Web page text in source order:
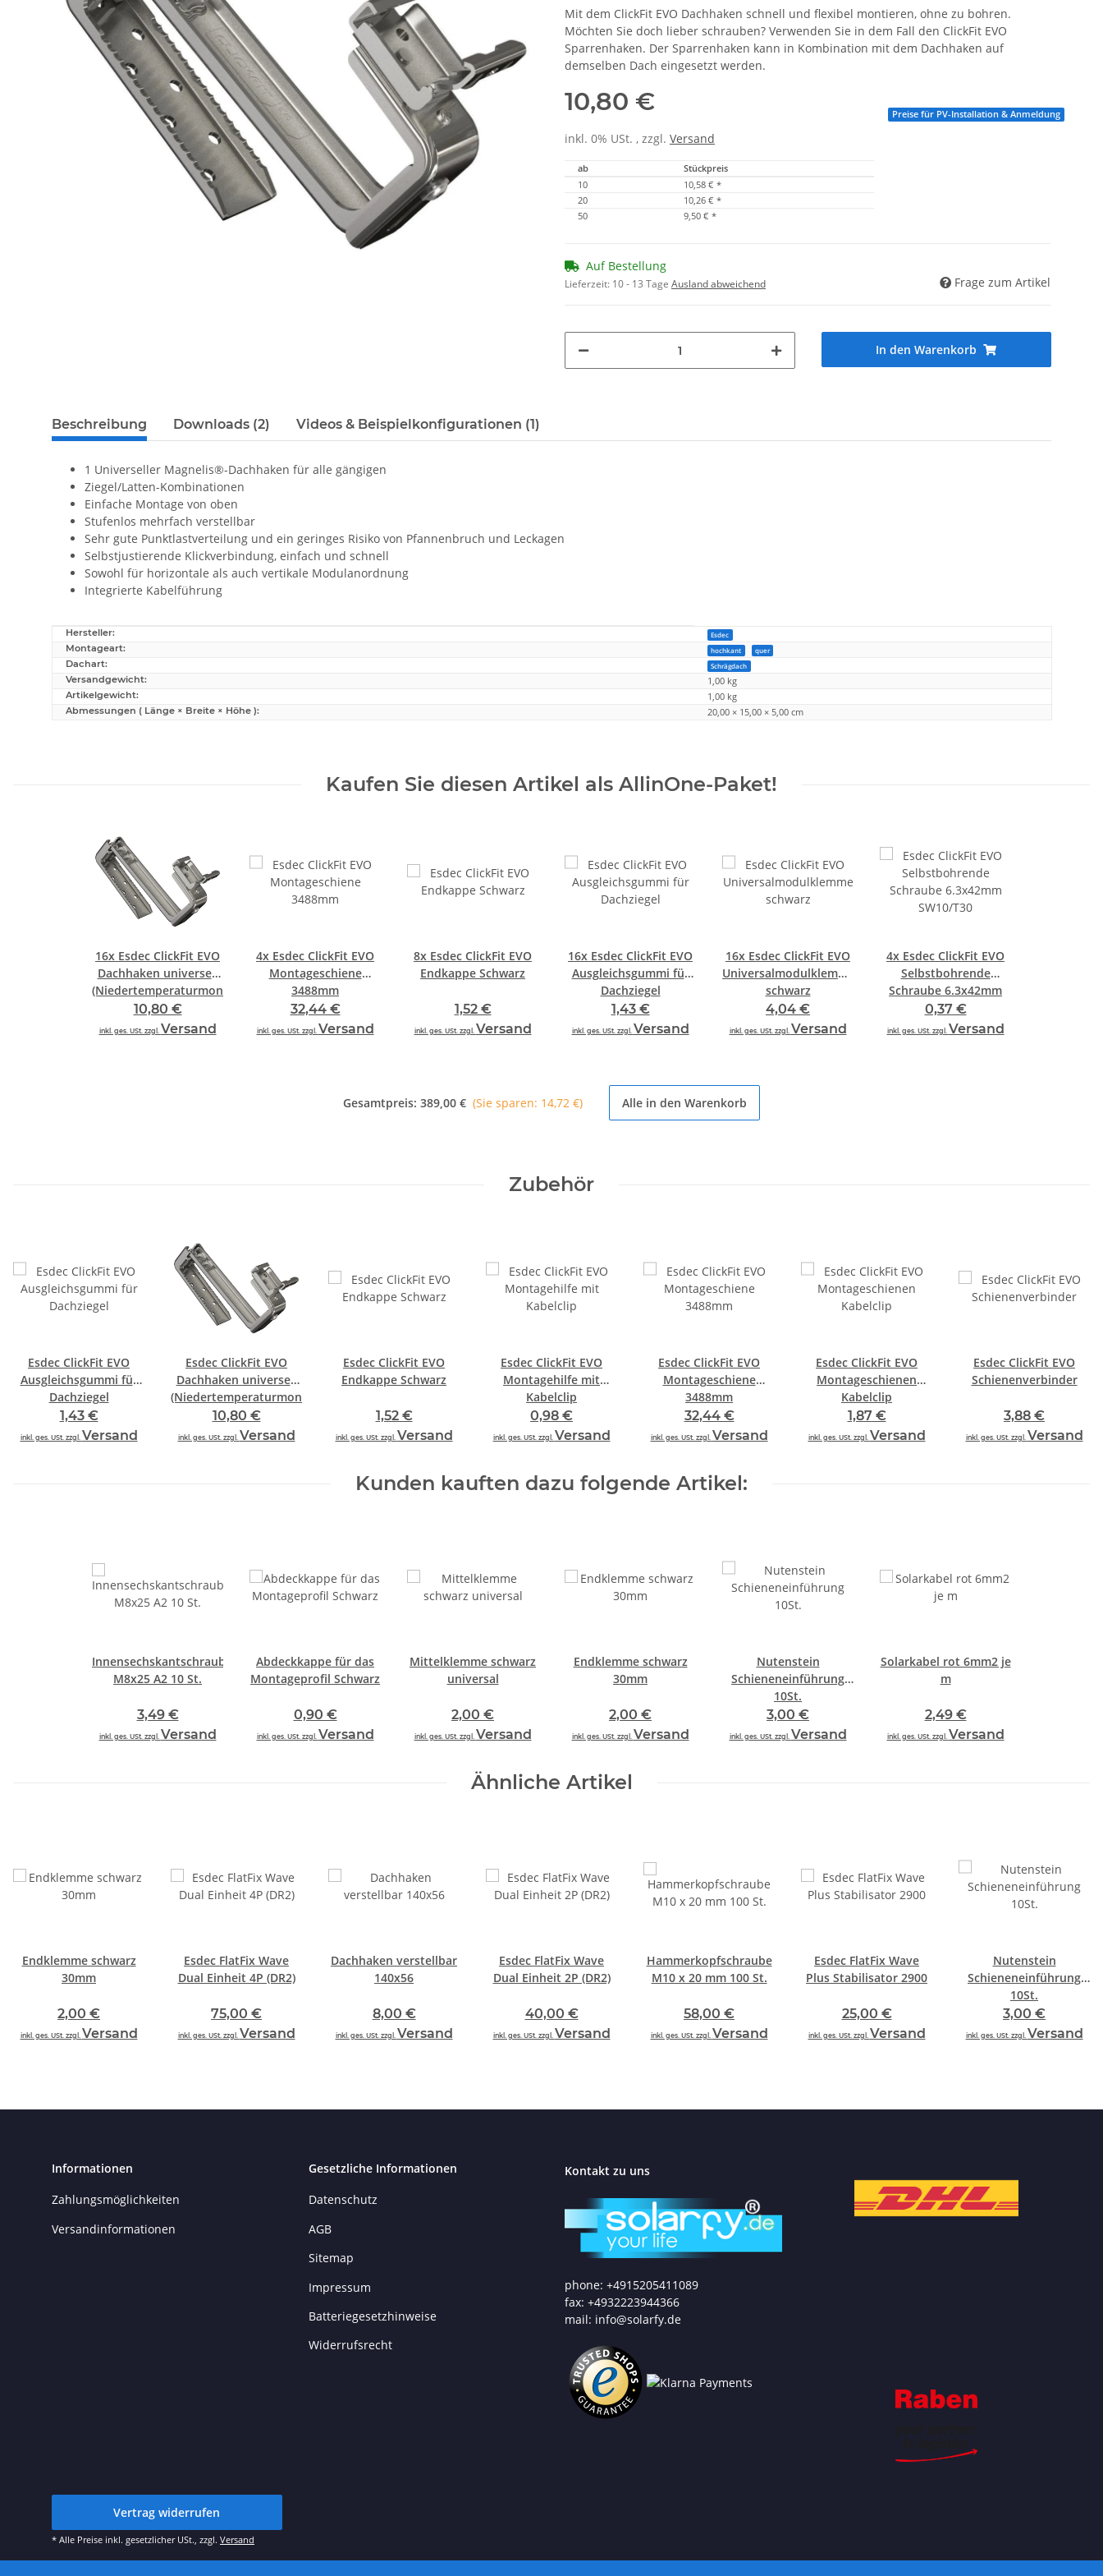
Mit dem ClickFit EVO Dachhaken schnell und flexibel montieren, ohne zu bohren.
Möchten Sie doch lieber schrauben? Verwenden Sie in dem Fall den ClickFit EVO
Sparrenhaken. Der Sparrenhaken kann in Kombination mit dem Dachhaken auf
demselben Dach eingesetzt werden.
10,80 €
inkl. 0% USt. , zzgl. Versand
ab
Stückpreis
10
10,58 € *
20
10,26 € *
50
9,50 € *
Preise für PV-Installation & Anmeldung
Auf Bestellung
Lieferzeit: 10 - 13 Tage Ausland abweichend Frage zum Artikel
In den Warenkorb
Beschreibung Downloads (2) Videos & Beispielkonfigurationen (1)
1 Universeller Magnelis®-Dachhaken für alle gängigen
Ziegel/Latten-Kombinationen
Einfache Montage von oben
Stufenlos mehrfach verstellbar
Sehr gute Punktlastverteilung und ein geringes Risiko von Pfannenbruch und Leckagen
Selbstjustierende Klickverbindung, einfach und schnell
Sowohl für horizontale als auch vertikale Modulanordnung
Integrierte Kabelführung
Produkteigenschaft
Wert
Hersteller: Esdec
Montageart: hochkant quer
Dachart: Schrägdach
Versandgewicht: 1,00 kg
Artikelgewicht: 1,00 kg
Abmessungen ( Länge × Breite × Höhe ): 20,00 × 15,00 × 5,00 cm
Kaufen Sie diesen Artikel als AllinOne-Paket!
16x Esdec ClickFit EVO
Dachhaken universell
(Niedertemperaturmontage)
10,80 €
inkl. ges. USt. zzgl. Versand
4x Esdec ClickFit EVO
Montageschiene
3488mm
32,44 €
inkl. ges. USt. zzgl. Versand
8x Esdec ClickFit EVO
Endkappe Schwarz
1,52 €
inkl. ges. USt. zzgl. Versand
16x Esdec ClickFit EVO
Ausgleichsgummi für
Dachziegel
1,43 €
inkl. ges. USt. zzgl. Versand
16x Esdec ClickFit EVO
Universalmodulklemme
schwarz
4,04 €
inkl. ges. USt. zzgl. Versand
4x Esdec ClickFit EVO
Selbstbohrende
Schraube 6.3x42mm
SW10/T30
0,37 €
inkl. ges. USt. zzgl. Versand
Gesamtpreis: 389,00 € (Sie sparen: 14,72 €) Alle in den Warenkorb
Zubehör
Esdec ClickFit EVO
Ausgleichsgummi für
Dachziegel
1,43 €
inkl. ges. USt. zzgl. Versand
Esdec ClickFit EVO
Dachhaken universell
(Niedertemperaturmontage)
10,80 €
inkl. ges. USt. zzgl. Versand
Esdec ClickFit EVO
Endkappe Schwarz
1,52 €
inkl. ges. USt. zzgl. Versand
Esdec ClickFit EVO
Montagehilfe mit
Kabelclip
0,98 €
inkl. ges. USt. zzgl. Versand
Esdec ClickFit EVO
Montageschiene
3488mm
32,44 €
inkl. ges. USt. zzgl. Versand
Esdec ClickFit EVO
Montageschienen
Kabelclip
1,87 €
inkl. ges. USt. zzgl. Versand
Esdec ClickFit EVO
Schienenverbinder
3,88 €
inkl. ges. USt. zzgl. Versand
Kunden kauften dazu folgende Artikel:
Innensechskantschraube
M8x25 A2 10 St.
3,49 €
inkl. ges. USt. zzgl. Versand
Abdeckkappe für das
Montageprofil Schwarz
0,90 €
inkl. ges. USt. zzgl. Versand
Mittelklemme schwarz
universal
2,00 €
inkl. ges. USt. zzgl. Versand
Endklemme schwarz
30mm
2,00 €
inkl. ges. USt. zzgl. Versand
Nutenstein
Schieneneinführung
10St.
3,00 €
inkl. ges. USt. zzgl. Versand
Solarkabel rot 6mm2 je
m
2,49 €
inkl. ges. USt. zzgl. Versand
Ähnliche Artikel
Endklemme schwarz
30mm
2,00 €
inkl. ges. USt. zzgl. Versand
Esdec FlatFix Wave
Dual Einheit 4P (DR2)
75,00 €
inkl. ges. USt. zzgl. Versand
Dachhaken verstellbar
140x56
8,00 €
inkl. ges. USt. zzgl. Versand
Esdec FlatFix Wave
Dual Einheit 2P (DR2)
40,00 €
inkl. ges. USt. zzgl. Versand
Hammerkopfschraube
M10 x 20 mm 100 St.
58,00 €
inkl. ges. USt. zzgl. Versand
Esdec FlatFix Wave
Plus Stabilisator 2900
25,00 €
inkl. ges. USt. zzgl. Versand
Nutenstein
Schieneneinführung
10St.
3,00 €
inkl. ges. USt. zzgl. Versand
Informationen
Zahlungsmöglichkeiten
Versandinformationen
Gesetzliche Informationen
Datenschutz
AGB
Sitemap
Impressum
Batteriegesetzhinweise
Widerrufsrecht
Kontakt zu uns
phone: +4915205411089
fax: +4932223944366
mail: info@solarfy.de
Vertrag widerrufen
* Alle Preise inkl. gesetzlicher USt., zzgl. Versand